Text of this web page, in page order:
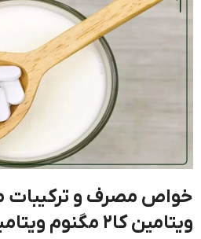
خواص مصرف و ترکیبات
ویتامین کا۲ مگنوم ویتامینز